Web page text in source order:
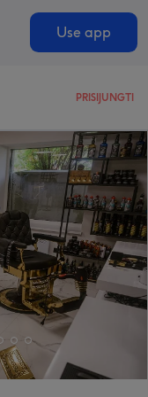
Use app
PRISIJUNGTI